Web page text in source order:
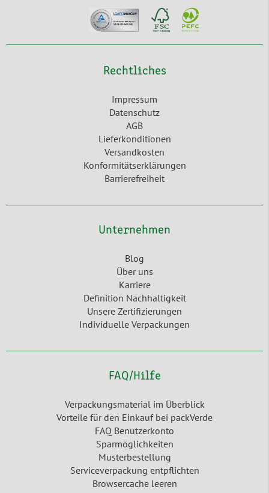
Rechtliches
Impressum
Datenschutz
AGB
Lieferkonditionen
Versandkosten
Konformitätserklärungen
Barrierefreiheit
Unternehmen
Blog
Über uns
Karriere
Definition Nachhaltigkeit
Unsere Zertifizierungen
Individuelle Verpackungen
FAQ/Hilfe
Verpackungsmaterial im Überblick
Vorteile für den Einkauf bei packVerde
FAQ Benutzerkonto
Sparmöglichkeiten
Musterbestellung
Serviceverpackung entpflichten
Browsercache leeren